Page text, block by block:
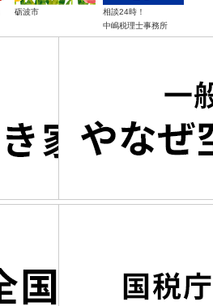
砺波市
相談24時！
中嶋税理士事務所